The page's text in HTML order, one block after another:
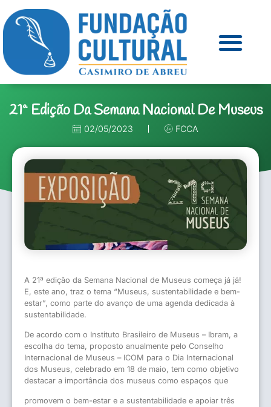
21ª Edição Da Semana Nacional De Museus
02/05/2023 FCCA
A 21ª edição da Semana Nacional de Museus começa já já!
E, este ano, traz o tema “Museus, sustentabilidade e bem-
estar”, como parte do avanço de uma agenda dedicada à
sustentabilidade.
De acordo com o Instituto Brasileiro de Museus – Ibram, a
escolha do tema, proposto anualmente pelo Conselho
Internacional de Museus – ICOM para o Dia Internacional
dos Museus, celebrado em 18 de maio, tem como objetivo
destacar a importância dos museus como espaços que
promovem o bem-estar e a sustentabilidade e apoiar três